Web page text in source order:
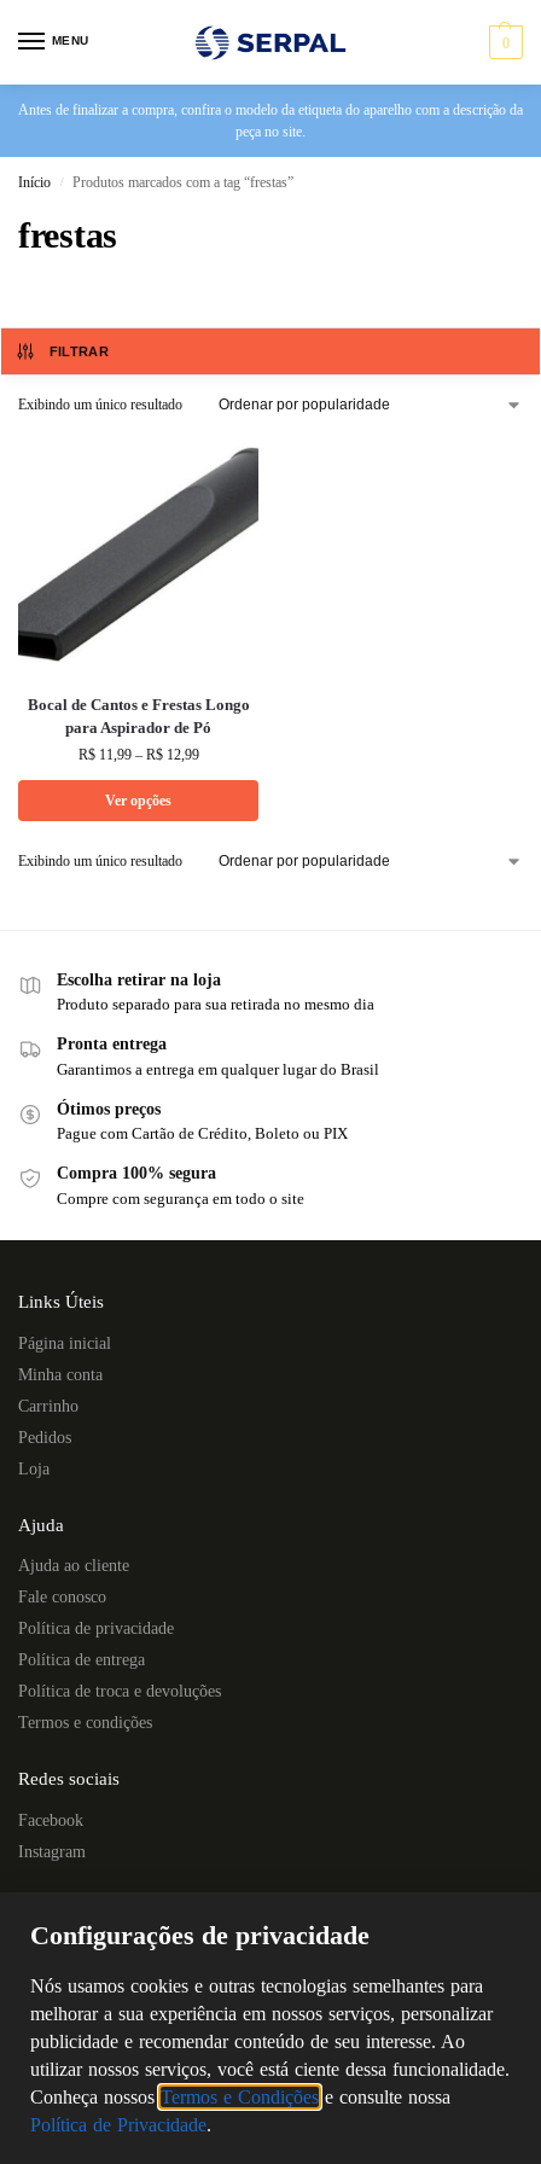
MENU 0
Antes de finalizar a compra, confira o modelo da etiqueta do aparelho com a descrição da
peça no site.
Início / Produtos marcados com a tag “frestas”
frestas
FILTRAR
Exibindo um único resultado
Bocal de Cantos e Frestas Longo
para Aspirador de Pó
R$11,99 – R$12,99
Ver opções
Exibindo um único resultado
Escolha retirar na loja
Produto separado para sua retirada no mesmo dia
Pronta entrega
Garantimos a entrega em qualquer lugar do Brasil
Ótimos preços
Pague com Cartão de Crédito, Boleto ou PIX
Compra 100% segura
Compre com segurança em todo o site
Links Úteis
Página inicial
Minha conta
Carrinho
Pedidos
Loja
Ajuda
Ajuda ao cliente
Fale conosco
Política de privacidade
Política de entrega
Política de troca e devoluções
Termos e condições
Redes sociais
Facebook
Instagram
Rua Quintino Bocaiúva, 445E – Centro
Próximo à Escola Prof. Nelson Horostecki
CEP: 89802-250
(49) 3323-4687
(49) 98805-5869
Configurações de privacidade
Nós usamos cookies e outras tecnologias semelhantes para
melhorar a sua experiência em nossos serviços, personalizar
publicidade e recomendar conteúdo de seu interesse. Ao
utilizar nossos serviços, você está ciente dessa funcionalidade.
Conheça nossos Termos e Condições e consulte nossa
Política de Privacidade.